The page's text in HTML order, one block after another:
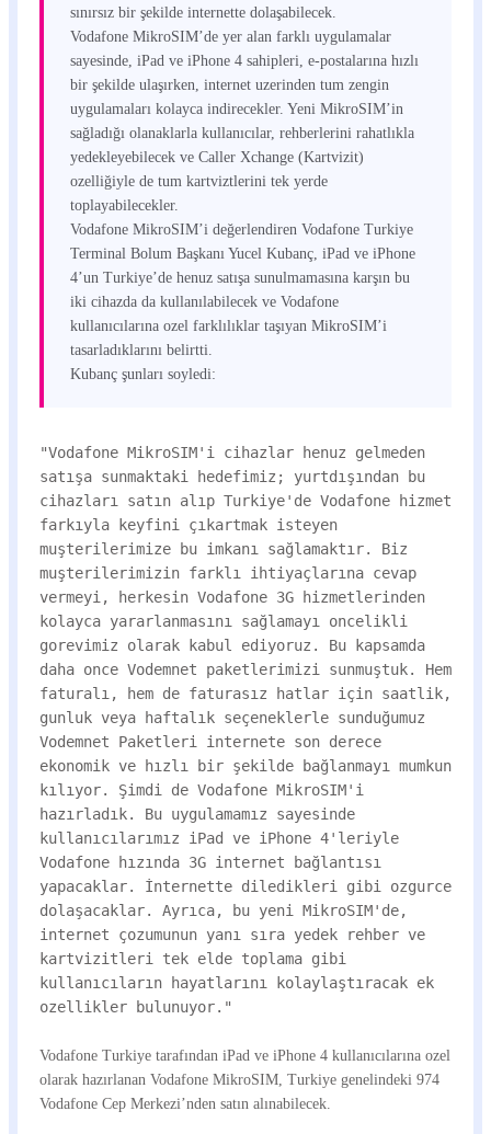
sınırsız bir şekilde internette dolaşabilecek.
Vodafone MikroSIM’de yer alan farklı uygulamalar
sayesinde, iPad ve iPhone 4 sahipleri, e-postalarına hızlı
bir şekilde ulaşırken, internet uzerinden tum zengin
uygulamaları kolayca indirecekler. Yeni MikroSIM’in
sağladığı olanaklarla kullanıcılar, rehberlerini rahatlıkla
yedekleyebilecek ve Caller Xchange (Kartvizit)
ozelliğiyle de tum kartviztlerini tek yerde
toplayabilecekler.
Vodafone MikroSIM’i değerlendiren Vodafone Turkiye
Terminal Bolum Başkanı Yucel Kubanç, iPad ve iPhone
4’un Turkiye’de henuz satışa sunulmamasına karşın bu
iki cihazda da kullanılabilecek ve Vodafone
kullanıcılarına ozel farklılıklar taşıyan MikroSIM’i
tasarladıklarını belirtti.
Kubanç şunları soyledi:
"Vodafone MikroSIM'i cihazlar henuz gelmeden
satışa sunmaktaki hedefimiz; yurtdışından bu
cihazları satın alıp Turkiye'de Vodafone hizmet
farkıyla keyfini çıkartmak isteyen
muşterilerimize bu imkanı sağlamaktır. Biz
muşterilerimizin farklı ihtiyaçlarına cevap
vermeyi, herkesin Vodafone 3G hizmetlerinden
kolayca yararlanmasını sağlamayı oncelikli
gorevimiz olarak kabul ediyoruz. Bu kapsamda
daha once Vodemnet paketlerimizi sunmuştuk. Hem
faturalı, hem de faturasız hatlar için saatlik,
gunluk veya haftalık seçeneklerle sunduğumuz
Vodemnet Paketleri internete son derece
ekonomik ve hızlı bir şekilde bağlanmayı mumkun
kılıyor. Şimdi de Vodafone MikroSIM'i
hazırladık. Bu uygulamamız sayesinde
kullanıcılarımız iPad ve iPhone 4'leriyle
Vodafone hızında 3G internet bağlantısı
yapacaklar. İnternette diledikleri gibi ozgurce
dolaşacaklar. Ayrıca, bu yeni MikroSIM'de,
internet çozumunun yanı sıra yedek rehber ve
kartvizitleri tek elde toplama gibi
kullanıcıların hayatlarını kolaylaştıracak ek
ozellikler bulunuyor."
Vodafone Turkiye tarafından iPad ve iPhone 4 kullanıcılarına ozel
olarak hazırlanan Vodafone MikroSIM, Turkiye genelindeki 974
Vodafone Cep Merkezi’nden satın alınabilecek.